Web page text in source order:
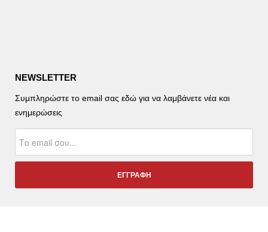
NEWSLETTER
Συμπληρώστε το email σας εδώ για να λαμβάνετε νέα και
ενημερώσεις